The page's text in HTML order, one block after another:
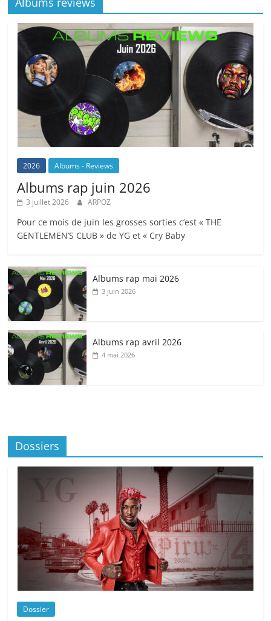
2026 Albums - Reviews
Albums rap juin 2026
3 juillet 2026 ARPOZ
Pour ce mois de juin les grosses sorties c’est « THE
GENTLEMEN’S CLUB » de YG et « Cry Baby
Albums rap mai 2026
3 juin 2026
Albums rap avril 2026
4 mai 2026
Dossiers
Dossier